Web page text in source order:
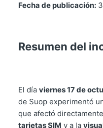
Fecha de publicación:
Resumen del
El día viernes 17 de
de Suop experimentó
que afectó
tarjetas SIM y a la